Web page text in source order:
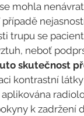
mohla
se
neboť
skutečnost
kontrastní
k zadržení